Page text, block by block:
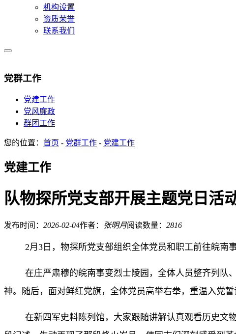
机构设置
资质荣誉
联系我们
党群工作
党建工作
党风廉政
群团工作
您的位置： 首页 - 党群工作 - 党建工作
党建工作
队物探所党支部开展主题党日活
发布时间： 2026-02-04作者： 张明月阅读数量： 2816
2月3日，物探所党支部组织全体党员和职工前往皖南
在庄严肃穆的皖南事变烈士陵园，全体人员整齐列队
神。随后，面对鲜红党旗，全体党员高举右拳，重温入党
在新四军史料陈列馆，大家跟随讲解认真观看历史文